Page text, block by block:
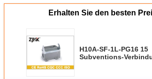
Erhalten Sie den besten
H10A-SF-1L-PG16 15
Subventions-